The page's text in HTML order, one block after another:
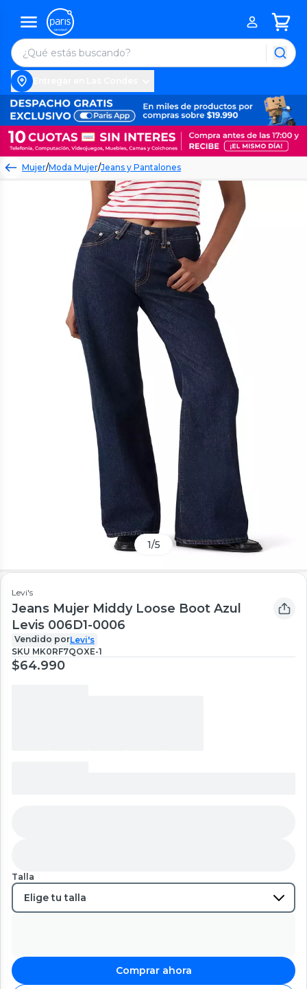
Mujer/Moda Mujer/Jeans y Pantalones
1/5
Levi's
Jeans Mujer Middy Loose Boot Azul
Levis 006D1-0006
Vendido porLevi's
SKU MK0RF7QOXE-1
$64.990
Talla
Comprar ahora